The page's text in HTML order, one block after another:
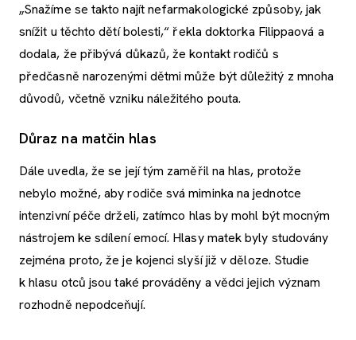
„Snažíme se takto najít nefarmakologické způsoby, jak
snížit u těchto dětí bolesti,“ řekla doktorka Filippaová a
dodala, že přibývá důkazů, že kontakt rodičů s
předčasně narozenými dětmi může být důležitý z mnoha
důvodů, včetně vzniku náležitého pouta.
Důraz na matčin hlas
Dále uvedla, že se její tým zaměřil na hlas, protože
nebylo možné, aby rodiče svá miminka na jednotce
intenzivní péče drželi, zatímco hlas by mohl být mocným
nástrojem ke sdílení emocí. Hlasy matek byly studovány
zejména proto, že je kojenci slyší již v děloze. Studie
k hlasu otců jsou také prováděny a vědci jejich význam
rozhodně nepodceňují.